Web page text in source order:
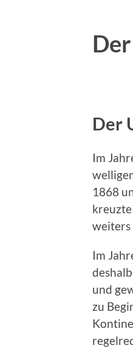
Der
Im
1868
weiters
Im
und
zu